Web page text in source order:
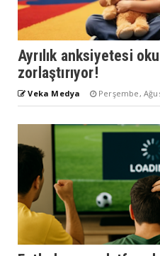
Ayrılık anksiyetesi
zorlaştırıyor!
Veka Medya Perşembe,